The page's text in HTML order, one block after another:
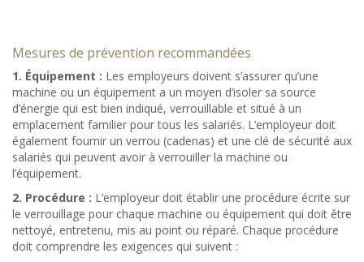
Mesures de prévention recommandées
1. Équipement : Les employeurs doivent s’assurer qu’une
machine ou un équipement a un moyen d’isoler sa source
d’énergie qui est bien indiqué, verrouillable et situé à un
emplacement familier pour tous les salariés. L’employeur doit
également fournir un verrou (cadenas) et une clé de sécurité aux
salariés qui peuvent avoir à verrouiller la machine ou
l’équipement.
2. Procédure : L’employeur doit établir une procédure écrite sur
le verrouillage pour chaque machine ou équipement qui doit être
nettoyé, entretenu, mis au point ou réparé. Chaque procédure
doit comprendre les exigences qui suivent :